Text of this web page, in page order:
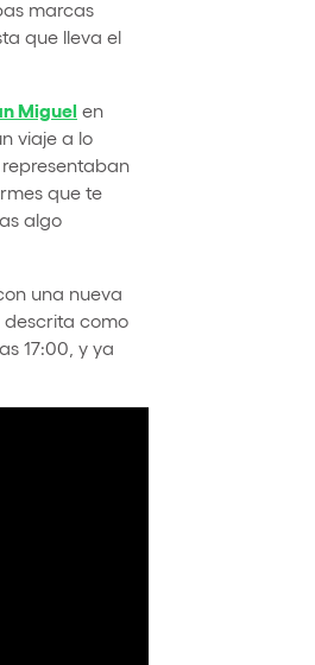
marcas
que lleva el
Miguel en
viaje a lo
que te
algo
una nueva
descrita como
17:00, y ya